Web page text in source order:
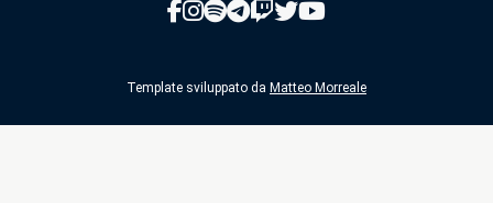
Template sviluppato da Matteo Morreale